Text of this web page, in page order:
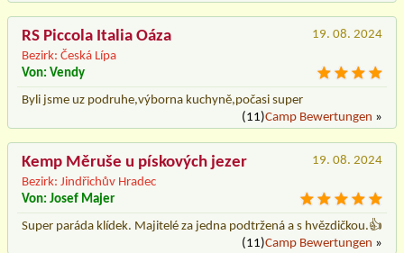
RS Piccola Italia Oáza
Bezirk: Česká Lípa
19. 08. 2024
Von: Vendy
Byli jsme uz podruhe,výborna kuchyně,počasi super
(11)Camp Bewertungen »
Kemp Měruše u pískových jezer
Bezirk: Jindřichův Hradec
19. 08. 2024
Von: Josef Majer
Super paráda klídek. Majitelé za jedna podtržená a s hvězdičkou.👍
(11)Camp Bewertungen »